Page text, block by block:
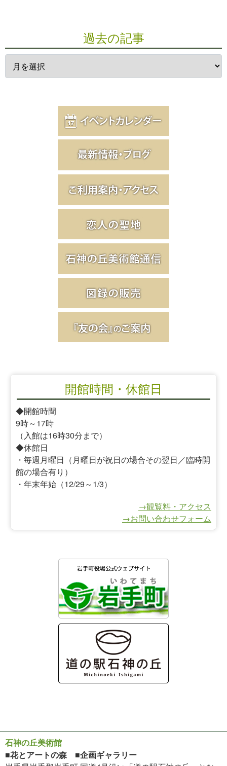
過去の記事
開館時間・休館日
◆開館時間
9時～17時
（入館は16時30分まで）
◆休館日
・毎週月曜日（月曜日が祝日の場合その翌日／臨時開
館の場合有り）
・年末年始（12/29～1/3）
→観覧料・アクセス
→お問い合わせフォーム
石神の丘美術館
■花とアートの森 ■企画ギャラリー